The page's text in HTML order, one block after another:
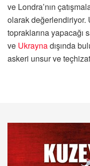
ve Londra’nın
olarak değerlendiriyor.
topraklarına yapacağı
ve Ukraynadışında
askeri unsur ve